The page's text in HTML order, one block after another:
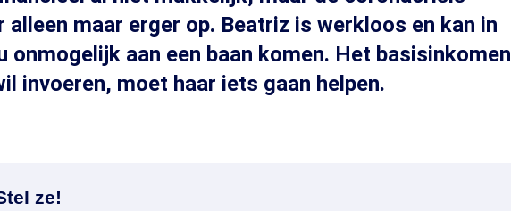
alleen maar erger op. Beatriz is werkloos en kan in
onmogelijk aan een baan komen. Het basisinkomen
invoeren, moet haar iets gaan helpen.
ze!